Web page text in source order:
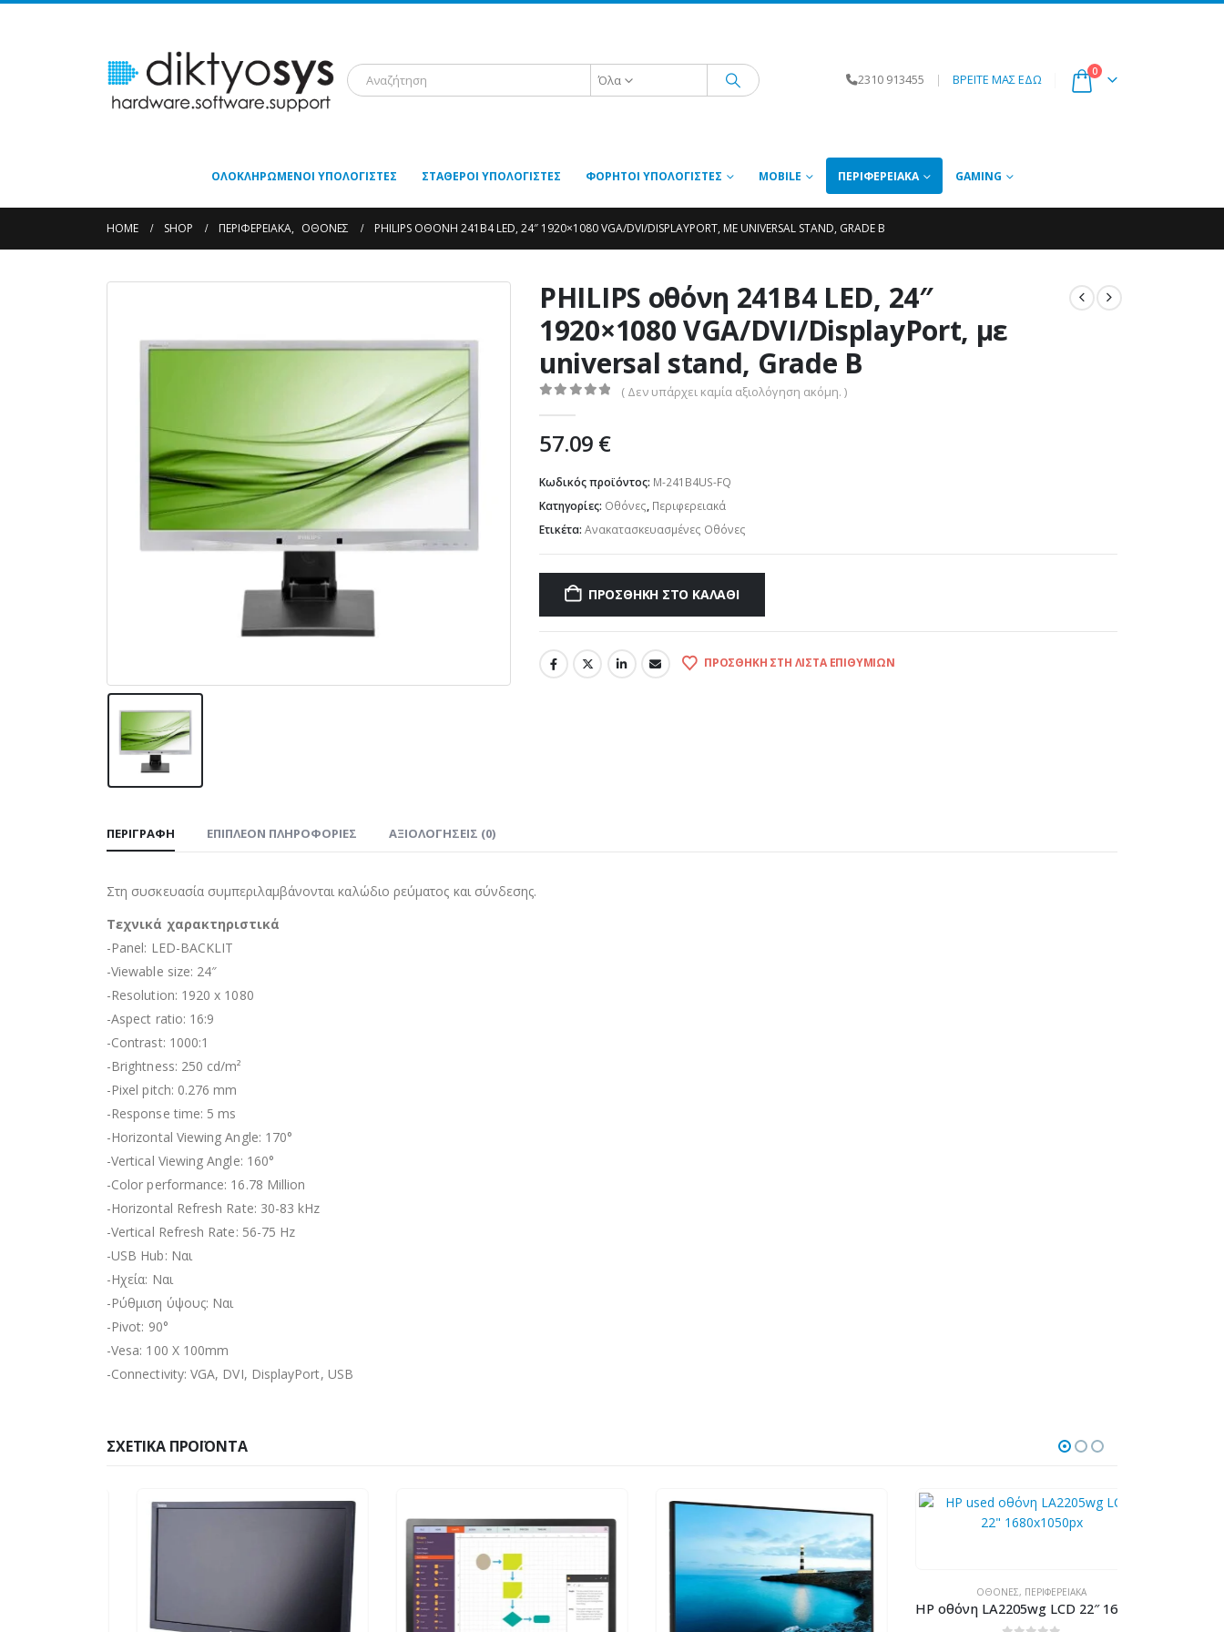
Όλα 2310 913455 | ΒΡΕΙΤΕ ΜΑΣ ΕΔΩ
0
ΟΛΟΚΛΗΡΩΜΈΝΟΙ ΥΠΟΛΟΓΙΣΤΈΣ ΣΤΑΘΕΡΟΊ ΥΠΟΛΟΓΙΣΤΈΣ ΦΟΡΗΤΟΊ ΥΠΟΛΟΓΙΣΤΈΣ MOBILE ΠΕΡΙΦΕΡΕΙΑΚΆ GAMING
HOME SHOP ΠΕΡΙΦΕΡΕΙΑΚΆ, ΟΘΌΝΕΣ PHILIPS ΟΘΌΝΗ 241B4 LED, 24″ 1920×1080 VGA/DVI/DISPLAYPORT, ΜΕ UNIVERSAL STAND, GRADE B
PHILIPS οθόνη 241B4 LED, 24″
1920×1080 VGA/DVI/DisplayPort, με
universal stand, Grade B
( Δεν υπάρχει καμία αξιολόγηση ακόμη. )
57.09 €
Κωδικός προϊόντος: M-241B4US-FQ
Κατηγορίες: Οθόνες, Περιφερειακά
Ετικέτα: Ανακατασκευασμένες Οθόνες
ΠΡΟΣΘΉΚΗ ΣΤΟ ΚΑΛΆΘΙ
ΠΡΟΣΘΉΚΗ ΣΤΗ ΛΊΣΤΑ ΕΠΙΘΥΜΙΏΝ
ΠΕΡΙΓΡΑΦΉ ΕΠΙΠΛΈΟΝ ΠΛΗΡΟΦΟΡΊΕΣ ΑΞΙΟΛΟΓΉΣΕΙΣ (0)
Στη συσκευασία συμπεριλαμβάνονται καλώδιο ρεύματος και σύνδεσης.
Τεχνικά χαρακτηριστικά
-Panel: LED-BACKLIT
-Viewable size: 24″
-Resolution: 1920 x 1080
-Aspect ratio: 16:9
-Contrast: 1000:1
-Brightness: 250 cd/m²
-Pixel pitch: 0.276 mm
-Response time: 5 ms
-Horizontal Viewing Angle: 170°
-Vertical Viewing Angle: 160°
-Color performance: 16.78 Million
-Horizontal Refresh Rate: 30-83 kHz
-Vertical Refresh Rate: 56-75 Hz
-USB Hub: Ναι
-Ηχεία: Ναι
-Ρύθμιση ύψους: Ναι
-Pivot: 90°
-Vesa: 100 Χ 100mm
-Connectivity: VGA, DVI, DisplayPort, USB
ΣΧΕΤΙΚΆ ΠΡΟΪΌΝΤΑ
ΟΘΌΝΕΣ,ΠΕΡΙΦΕΡΕΙΑΚΆ
HP οθόνη LA2205wg LCD 22″ 1680x1050px, DVI/VGA/DisplayPort, Grade B